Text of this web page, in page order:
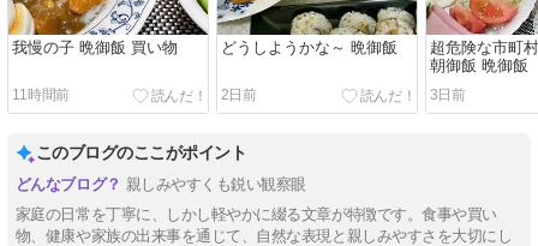
我慢の子 晩御飯 買い物
11時間前
どうしようかな～ 晩御飯
2日前
超危険な市町
朝御飯 晩御飯
3日前
このブログのここがポイント
親しみやすくも鋭い観察眼
家庭の日常を丁寧に、しかし軽やかに綴る文章が特徴です。食事や買い
物、健康や家族の出来事を通じて、自然な表現と親しみやすさを大切にし